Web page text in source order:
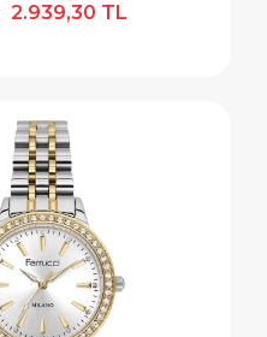
2.939,30 TL